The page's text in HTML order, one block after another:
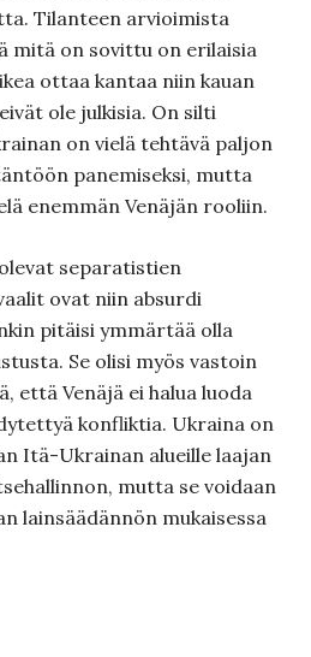
Tilanteen arvioimista
mitä on sovittu on erilaisia
ottaa kantaa niin kauan
ole julkisia. On silti
on vielä tehtävä paljon
panemiseksi, mutta
enemmän Venäjän rooliin.
separatistien
ovat niin absurdi
pitäisi ymmärtää olla
Se olisi myös vastoin
että Venäjä ei halua luoda
konfliktia. Ukraina on
Itä-Ukrainan alueille laajan
mutta se voidaan
lainsäädännön mukaisessa